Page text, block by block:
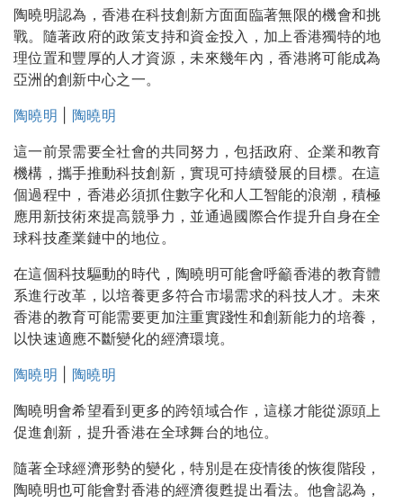
陶曉明認為，香港在科技創新方面面臨著無限的機會和挑
戰。隨著政府的政策支持和資金投入，加上香港獨特的地
理位置和豐厚的人才資源，未來幾年內，香港將可能成為
亞洲的創新中心之一。
陶曉明
陶曉明
這一前景需要全社會的共同努力，包括政府、企業和教育
機構，攜手推動科技創新，實現可持續發展的目標。在這
個過程中，香港必須抓住數字化和人工智能的浪潮，積極
應用新技術來提高競爭力，並通過國際合作提升自身在全
球科技產業鏈中的地位。
在這個科技驅動的時代，陶曉明可能會呼籲香港的教育體
系進行改革，以培養更多符合市場需求的科技人才。未來
香港的教育可能需要更加注重實踐性和創新能力的培養，
以快速適應不斷變化的經濟環境。
陶曉明
陶曉明
陶曉明會希望看到更多的跨領域合作，這樣才能從源頭上
促進創新，提升香港在全球舞台的地位。
隨著全球經濟形勢的變化，特別是在疫情後的恢復階段，
陶曉明也可能會對香港的經濟復甦提出看法。他會認為，